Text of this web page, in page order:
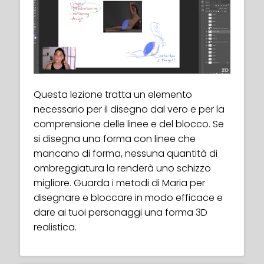
seems daunting – you can tackle it!
looking flat. In this tutorial, you’ll discover
useful tips for drawing hands in
perspective, difficult angles or even just
normal positions that somehow seem
difficult at first — we’ve all been there!
Gesture/life drawing is about force and
movement – it means capturing the
dynamics of a pose in a few short minutes
and transferring it to paper.
Practicing life drawing regularly is the best
thing you can do to improve your skills.
Most of the times it is exactly like going to
the gym: initially you donʼt feel like going,
but when do, you feel great after!
Questa lezione tratta un elemento
necessario per il disegno dal vero e per la
comprensione delle linee e del blocco. Se
si disegna una forma con linee che
mancano di forma, nessuna quantità di
ombreggiatura la renderà uno schizzo
migliore. Guarda i metodi di Maria per
disegnare e bloccare in modo efficace e
dare ai tuoi personaggi una forma 3D
realistica.